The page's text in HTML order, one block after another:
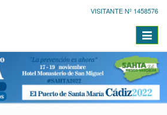
VISITANTE Nº 1458576
Toggle